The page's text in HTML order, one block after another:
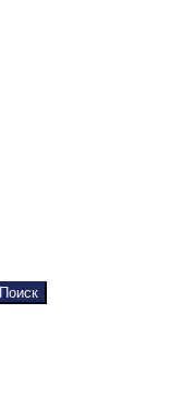
Поиск